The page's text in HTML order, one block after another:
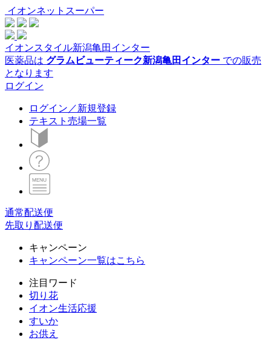
イオンネットスーパー
イオンスタイル新潟亀田インター
医薬品は グラムビューティーク新潟亀田インター での販売
となります
ログイン
ログイン／新規登録
テキスト売場一覧
通常配送便
先取り配送便
キャンペーン
キャンペーン一覧はこちら
注目ワード
切り花
イオン生活応援
すいか
お供え